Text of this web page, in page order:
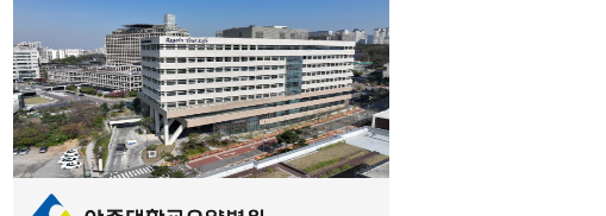
도움 팀으로 일하는 곳이라면 어디든 추천
하고 싶어요. 네이버웍스는 우리 회사만의
일하는 방식을 만들어 줄 수 있는 도구라고
생각하거든요. 팀으로 함께 일하는 문화를
만들거나, 새롭게 바꿔보고 싶을 때 네이버
웍스라는 도구가 중요한 출발점이 되지 않
을까 생각해 봅니다. 프릳츠커피컴퍼니는